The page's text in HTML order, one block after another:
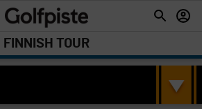
FINNISH TOUR